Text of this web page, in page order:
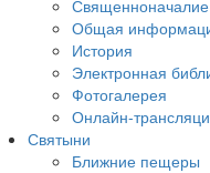
Священноначалие
Общая
История
Электронная
Фотогалерея
Онлайн-
Святыни
Ближние пещеры